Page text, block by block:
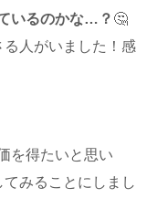
いるのかな…？ 🤔
る人がいました！感
を得たいと思い
みることにしまし